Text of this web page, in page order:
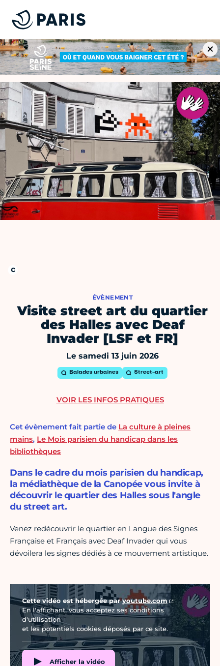
ÉVÈNEMENT
Visite street art du quartier
des Halles avec Deaf
Invader [LSF et FR]
Le samedi 13 juin 2026
Balades urbaines Street-art
Cet évènement fait partie de La culture à pleines
mains, Le Mois parisien du handicap dans les
bibliothèques
Dans le cadre du mois parisien du handicap,
la médiathèque de la Canopée vous invite à
découvrir le quartier des Halles sous l'angle
du street art.
Venez redécouvrir le quartier en Langue des Signes
Française et Français avec Deaf Invader qui vous
dévoilera les signes dédiés à ce mouvement artistique.
Vidéo Youtube
Cette vidéo est hébergée paryoutube.com
En l'affichant, vous acceptez ses conditions
d'utilisation
et les potentiels cookies déposés par ce site.
Afficher la vidéo
VOIR LES INFOS PRATIQUES